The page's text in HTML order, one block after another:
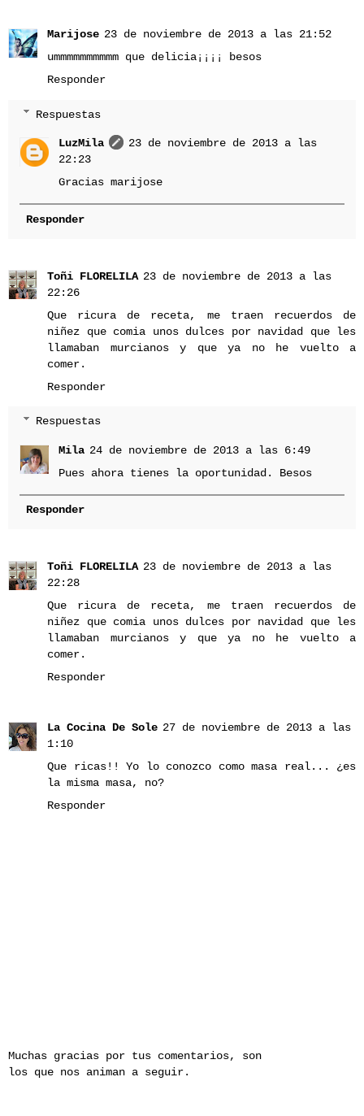
Marijose 23 de noviembre de 2013 a las 21:52
ummmmmmmmmm que delicia¡¡¡¡ besos
Responder
Respuestas
LuzMila
23 de noviembre de 2013 a las
22:23
Gracias marijose
Responder
Toñi FLORELILA 23 de noviembre de 2013 a las
22:26
Que ricura de receta, me traen recuerdos de
niñez que comia unos dulces por navidad que les
llamaban murcianos y que ya no he vuelto a
comer.
Responder
Respuestas
Mila 24 de noviembre de 2013 a las 6:49
Pues ahora tienes la oportunidad. Besos
Responder
Toñi FLORELILA 23 de noviembre de 2013 a las
22:28
Que ricura de receta, me traen recuerdos de
niñez que comia unos dulces por navidad que les
llamaban murcianos y que ya no he vuelto a
comer.
Responder
La Cocina De Sole 27 de noviembre de 2013 a las
1:10
Que ricas!! Yo lo conozco como masa real... ¿es
la misma masa, no?
Responder
Muchas gracias por tus comentarios, son
los que nos animan a seguir.